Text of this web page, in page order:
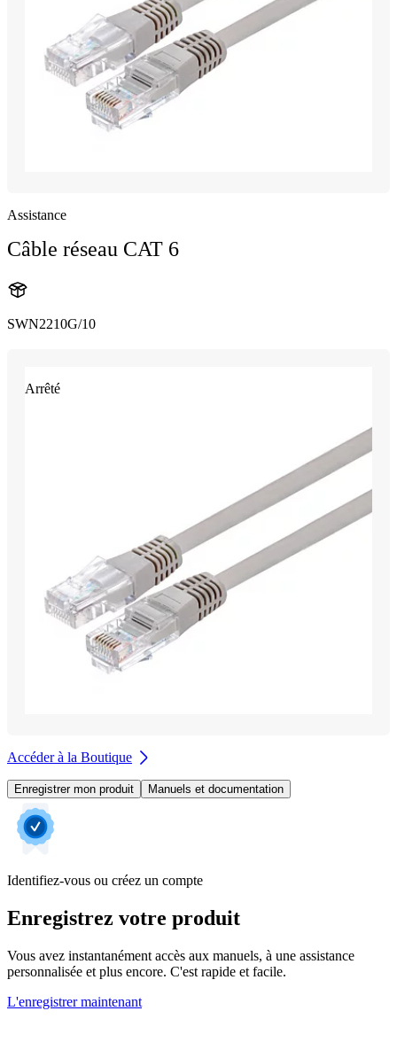
Assistance
Câble réseau CAT 6
SWN2210G/10
Arrêté
Accéder à la Boutique
Enregistrer mon produit Manuels et documentation
Identifiez-vous ou créez un compte
Enregistrez votre produit
Vous avez instantanément accès aux manuels, à une assistance
personnalisée et plus encore. C'est rapide et facile.
L'enregistrer maintenant